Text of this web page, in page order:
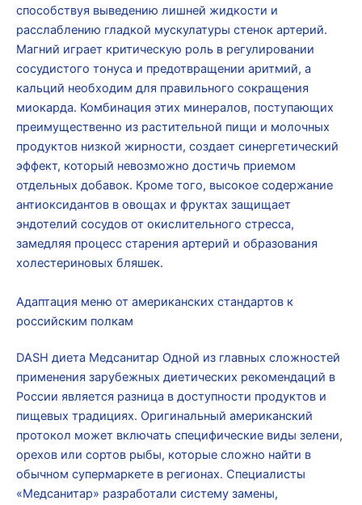
способствуя выведению лишней жидкости и
расслаблению гладкой мускулатуры стенок артерий.
Магний играет критическую роль в регулировании
сосудистого тонуса и предотвращении аритмий, а
кальций необходим для правильного сокращения
миокарда. Комбинация этих минералов, поступающих
преимущественно из растительной пищи и молочных
продуктов низкой жирности, создает синергетический
эффект, который невозможно достичь приемом
отдельных добавок. Кроме того, высокое содержание
антиоксидантов в овощах и фруктах защищает
эндотелий сосудов от окислительного стресса,
замедляя процесс старения артерий и образования
холестериновых бляшек.
Адаптация меню от американских стандартов к
российским полкам
DASH диета Медсанитар Одной из главных сложностей
применения зарубежных диетических рекомендаций в
России является разница в доступности продуктов и
пищевых традициях. Оригинальный американский
протокол может включать специфические виды зелени,
орехов или сортов рыбы, которые сложно найти в
обычном супермаркете в регионах. Специалисты
«Медсанитар» разработали систему замены,